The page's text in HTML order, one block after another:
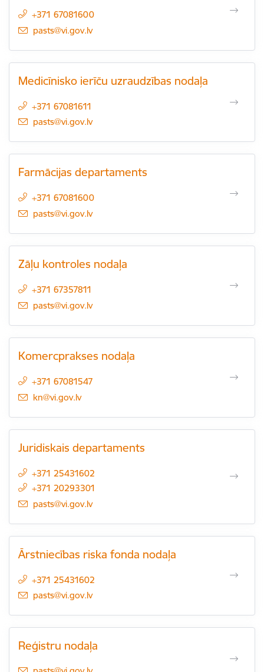
+371 67081600
E-pasts:
pasts@vi.gov.lv
Medicīnisko ierīču uzraudzības nodaļa
+371 67081611
E-pasts:
pasts@vi.gov.lv
Farmācijas departaments
+371 67081600
E-pasts:
pasts@vi.gov.lv
Zāļu kontroles nodaļa
+371 67357811
E-pasts:
pasts@vi.gov.lv
Komercprakses nodaļa
+371 67081547
E-pasts:
kn@vi.gov.lv
Juridiskais departaments
+371 25431602
+371 20293301
E-pasts:
pasts@vi.gov.lv
Ārstniecības riska fonda nodaļa
+371 25431602
E-pasts:
pasts@vi.gov.lv
Reģistru nodaļa